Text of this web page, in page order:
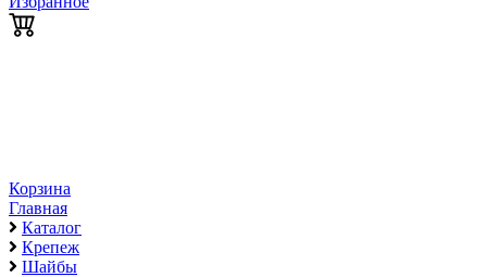
Корзина
Главная
Каталог
Крепеж
Шайбы